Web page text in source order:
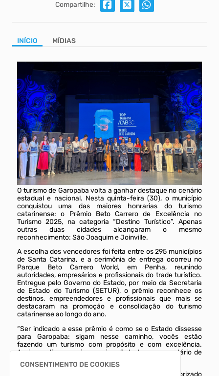
Compartilhe:
INÍCIO MÍDIAS
O turismo de Garopaba volta a ganhar destaque no cenário
estadual e nacional. Nesta quinta-feira (30), o município
conquistou uma das maiores honrarias do turismo
catarinense: o Prêmio Beto Carrero de Excelência no
Turismo 2025, na categoria “Destino Turístico”. Apenas
outras duas cidades alcançaram o mesmo
reconhecimento: São Joaquim e Joinville.
A escolha dos vencedores foi feita entre os 295 municípios
de Santa Catarina, e a cerimônia de entrega ocorreu no
Parque Beto Carrero World, em Penha, reunindo
autoridades, empresários e profissionais do trade turístico.
Entregue pelo Governo do Estado, por meio da Secretaria
de Estado do Turismo (SETUR), o prêmio reconhece os
destinos, empreendedores e profissionais que mais se
destacaram na promoção e consolidação do turismo
catarinense ao longo do ano.
“Ser indicado a esse prêmio é como se o Estado dissesse
para Garopaba: sigam nesse caminho, vocês estão
fazendo um turismo com propósito e com excelência.
Assim sentimos, assim seguimos”, destaca o secretário de
Turismo, Sérgio Lima.
Garopaba foi reconhecida pela forma como tem valorizado
CONSENTIMENTO DE COOKIES